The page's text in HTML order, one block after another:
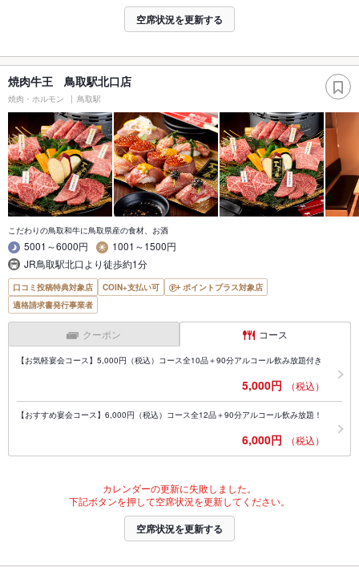
空席状況を更新する
焼肉牛王 鳥取駅北口店
焼肉・ホルモン 鳥取駅
こだわりの鳥取和牛に鳥取県産の食材、お酒
5001～6000円
1001～1500円
JR鳥取駅北口より徒歩約1分
口コミ投稿特典対象店 COIN+支払い可
ポイントプラス対象店
適格請求書発行事業者
クーポン コース
【お気軽宴会コース】5,000円（税込）コース全10品＋90分アルコール飲み放題付き
5,000円 （税込）
【おすすめ宴会コース】6,000円（税込）コース全12品＋90分アルコール飲み放題！
6,000円 （税込）
カレンダーの更新に失敗しました。
下記ボタンを押して空席状況を更新してください。
空席状況を更新する